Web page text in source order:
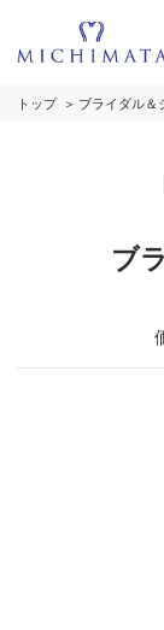
トップ ブライダル＆
ブ